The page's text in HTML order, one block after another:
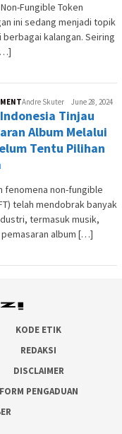
Fungible Token
ini sedang menjadi topik
berbagai kalangan. Seiring
Andre Skuter June 28, 2024
Tinjau
Album Melalui
Tentu Pilihan
fenomena non-fungible
telah mendobrak banyak
termasuk musik,
album […]
KODE ETIK
REDAKSI
DISCLAIMER
FORM PENGADUAN